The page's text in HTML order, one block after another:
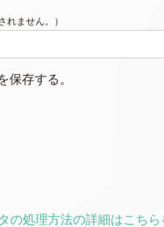
れません。）
保存する。
の処理方法の詳細はこちら